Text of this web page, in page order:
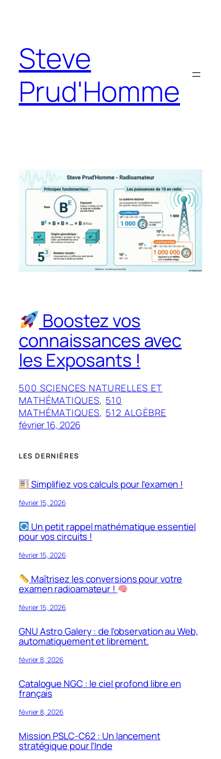
Steve
Prud'Homme
Boostez vos
connaissances avec
les Exposants !
500 SCIENCES NATURELLES ET
MATHÉMATIQUES, 510
MATHÉMATIQUES, 512 ALGÈBRE
février 16, 2026
LES DERNIÈRES
Simplifiez vos calculs pour l’examen !
février 15, 2026
Un petit rappel mathématique essentiel
pour vos circuits !
février 15, 2026
Maîtrisez les conversions pour votre
examen radioamateur !
février 15, 2026
GNU Astro Galery : de l’observation au Web,
automatiquement et librement.
février 8, 2026
Catalogue NGC : le ciel profond libre en
français
février 8, 2026
Mission PSLC-C62 : Un lancement
stratégique pour l’Inde